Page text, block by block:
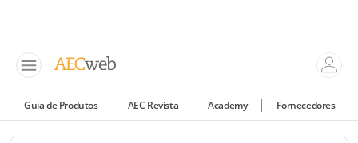
Guia de Produtos AEC Revista Academy Fornecedores